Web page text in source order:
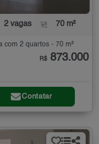
2 vagas 70 m²
com 2 quartos - 70 m²
R$ 873.000
Contatar